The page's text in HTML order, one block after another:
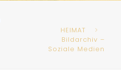
HEIMAT
Bildarchiv –
Soziale Medien